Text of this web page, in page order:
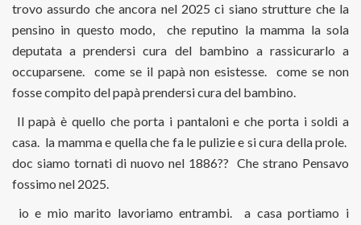
trovo assurdo che ancora nel 2025 ci siano strutture che la
pensino in questo modo, che reputino la mamma la sola
deputata a prendersi cura del bambino a rassicurarlo a
occuparsene. come se il papà non esistesse. come se non
fosse compito del papà prendersi cura del bambino.
Il papà è quello che porta i pantaloni e che porta i soldi a
casa. la mamma e quella che fa le pulizie e si cura della prole.
doc siamo tornati di nuovo nel 1886?? Che strano Pensavo
fossimo nel 2025.
io e mio marito lavoriamo entrambi. a casa portiamo i